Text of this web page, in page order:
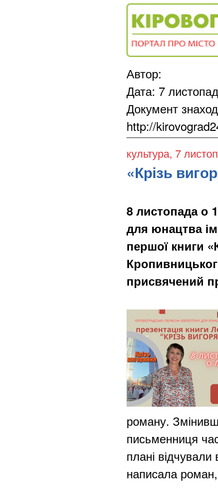
Автор:
Дата: 7
Документ
http://
культура, 7
«Крізь
8 листопада о
для юнацтва
першої книги
присвячений
роману.
письменниця
плані
написала